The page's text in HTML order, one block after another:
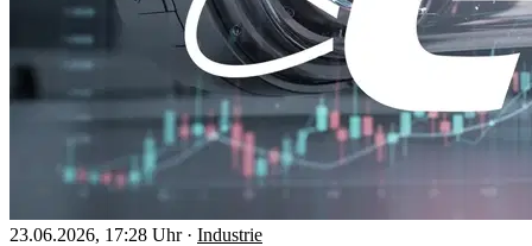
23.06.2026, 17:28 Uhr · Industrie